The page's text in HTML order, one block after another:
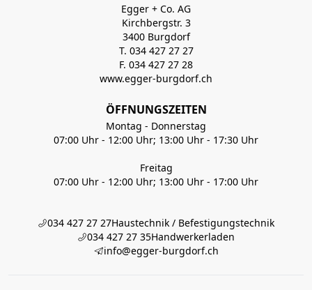
Egger + Co. AG
Kirchbergstr. 3
3400 Burgdorf
T. 034 427 27 27
F. 034 427 27 28
www.egger-burgdorf.ch
ÖFFNUNGSZEITEN
Montag - Donnerstag
07:00 Uhr - 12:00 Uhr; 13:00 Uhr - 17:30 Uhr
Freitag
07:00 Uhr - 12:00 Uhr; 13:00 Uhr - 17:00 Uhr
034 427 27 27Haustechnik / Befestigungstechnik
034 427 27 35Handwerkerladen
info@egger-burgdorf.ch